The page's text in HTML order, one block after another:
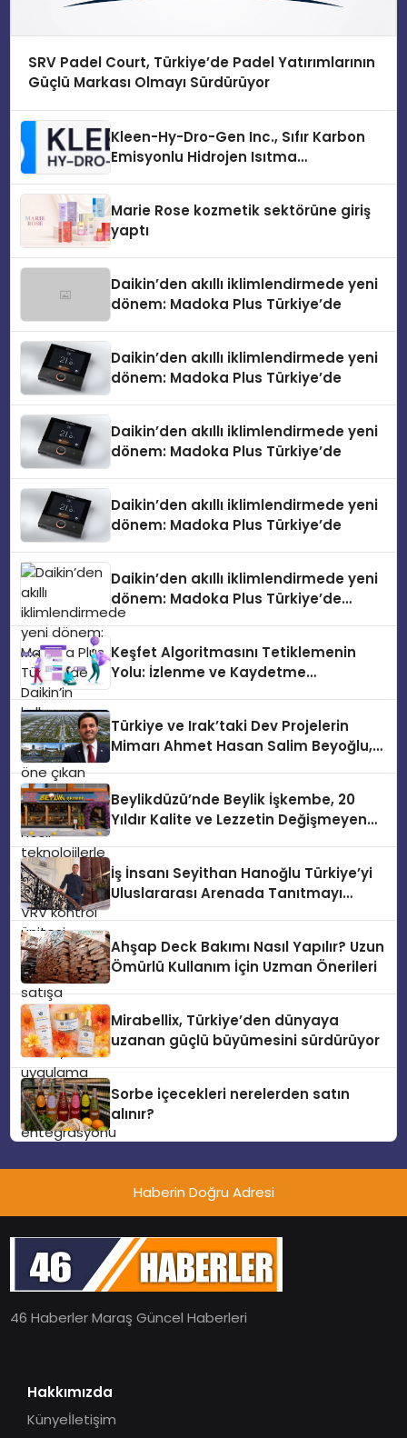
SRV Padel Court, Türkiye’de Padel Yatırımlarının
Güçlü Markası Olmayı Sürdürüyor
Kleen-Hy-Dro-Gen Inc., Sıfır Karbon
Emisyonlu Hidrojen Isıtma
Marie Rose kozmetik sektörüne giriş
yaptı
Daikin’den akıllı iklimlendirmede yeni
dönem: Madoka Plus Türkiye’de
Daikin’den akıllı iklimlendirmede yeni
dönem: Madoka Plus Türkiye’de
Daikin’den akıllı iklimlendirmede yeni
dönem: Madoka Plus Türkiye’de
Daikin’den akıllı iklimlendirmede yeni
dönem: Madoka Plus Türkiye’de
Daikin’den akıllı iklimlendirmede yeni
dönem: Madoka Plus Türkiye’de
Daikin’in kullanıcı dostu tasarımıyla
teknolojilerle donatılmış son modeli
VRV kontrol ünitesi Madoka Plus
Türkiye’de satışa sunuldu. Tam
dokunmatik ekranı, mobil uygulama
desteği ve akıllı sensör entegrasyonu
sayesinde iklimlendirme sistemlerinin
yönetimini daha kolay, konforlu ve
verimli hale getiriyor. Enerji
verimliliğini artırırken modern yaşam
Keşfet Algoritmasını Tetiklemenin
Yolu: İzlenme ve Kaydetme
Türkiye ve Irak’taki Dev Projelerin
Mimarı Ahmet Hasan Salim Beyoğlu,
Hayata Geçirecek
Beylikdüzü’nde Beylik İşkembe, 20
Yıldır Kalite ve Lezzetin Değişmeyen
İş İnsanı Seyithan Hanoğlu Türkiye’yi
Uluslararası Arenada Tanıtmayı
Ahşap Deck Bakımı Nasıl Yapılır? Uzun
Ömürlü Kullanım İçin Uzman Önerileri
Mirabellix, Türkiye’den dünyaya
uzanan güçlü büyümesini sürdürüyor
Sorbe içecekleri nerelerden satın
alınır?
Haberin Doğru Adresi
46 Haberler Maraş Güncel Haberleri
Hakkımızda
Künyeİletişim